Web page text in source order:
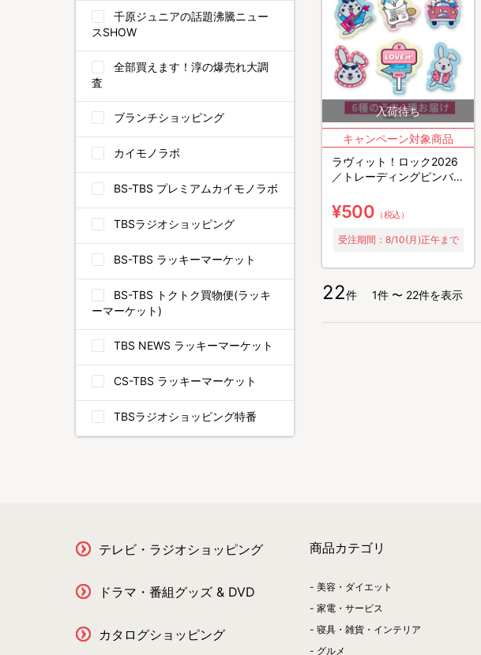
ラヴィット！ロック2026
／トレーディングピンバッ
¥500 （税込）
受注期間：8/10(月)正午まで
22件 1件 〜 22件を表示
千原ジュニアの話題沸騰ニュー
スSHOW
全部買えます！淳の爆売れ大調
査
ブランチショッピング
カイモノラボ
BS-TBS プレミアムカイモノラボ
TBSラジオショッピング
BS-TBS ラッキーマーケット
BS-TBS トクトク買物便(ラッキ
ーマーケット)
TBS NEWS ラッキーマーケット
CS-TBS ラッキーマーケット
TBSラジオショッピング特番
テレビ・ラジオショッピング
ドラマ・番組グッズ & DVD
カタログショッピング
商品カテゴリ
美容・ダイエット
家電・サービス
寝具・雑貨・インテリア
グルメ